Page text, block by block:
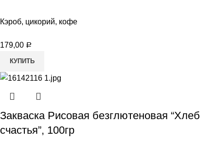
Кэроб, цикорий, кофе
179,00 Р
КУПИТЬ
Закваска Рисовая безглютеновая “Хлеб
счастья”, 100гр